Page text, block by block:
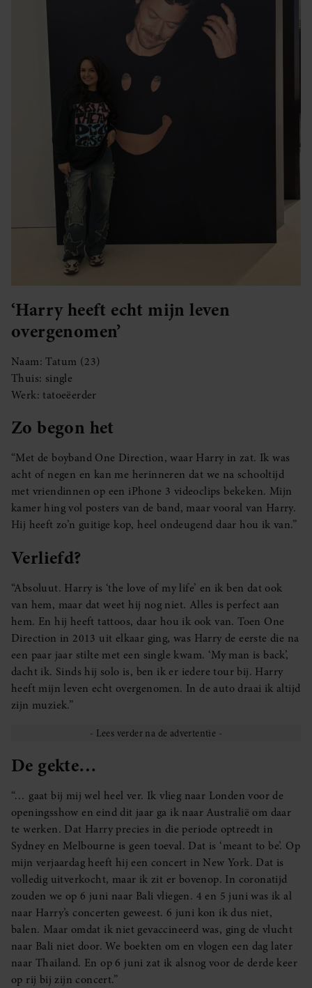
‘Harry heeft echt mijn leven
overgenomen’
Naam: Tatum (23)
Thuis: single
Werk: tatoeëerder
Zo begon het
“Met de boyband One Direction, waar Harry in zat. Ik was
acht of negen en kan me herinneren dat we na schooltijd
met vriendinnen op een iPhone 3 videoclips bekeken. Mijn
kamer hing vol posters van de band, maar vooral van Harry.
Hij heeft zo’n guitige kop, heel ondeugend daar hou ik van.”
Verliefd?
“Absoluut. Harry is ‘the love of my life’ en ik ben dat ook
van hem, maar dat weet hij nog niet. Alles is perfect aan
hem. En hij heeft tattoos, daar hou ik ook van. Toen One
Direction in 2013 uit elkaar ging, was Harry de eerste die na
een paar jaar stilte met een single kwam. ‘My man is back’,
dacht ik. Sinds hij solo is, ben ik er iedere tour bij. Harry
heeft mijn leven echt overgenomen. In de auto draai ik altijd
zijn muziek.”
De gekte…
“… gaat bij mij wel heel ver. Ik vlieg naar Londen voor de
openingsshow en eind dit jaar ga ik naar Australië om daar
te werken. Dat Harry precies in die periode optreedt in
Sydney en Melbourne is geen toeval. Dat is ‘meant to be’. Op
mijn verjaardag heeft hij een concert in New York. Dat is
volledig uitverkocht, maar ik zit er bovenop. In coronatijd
zouden we op 6 juni naar Bali vliegen. 4 en 5 juni was ik al
naar Harry’s concerten geweest. 6 juni kon ik dus niet,
balen. Maar omdat ik niet gevaccineerd was, ging de vlucht
naar Bali niet door. We boekten om en vlogen een dag later
naar Thailand. En op 6 juni zat ik alsnog voor de derde keer
op rij bij zijn concert.”